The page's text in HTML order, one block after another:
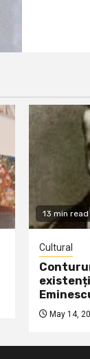
13 min read
Cultural
May 14,